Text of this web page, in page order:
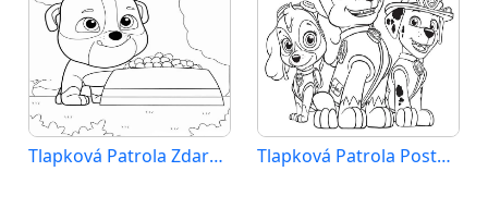
Tlapková Patrola Zdarama Tlapková Patrola Postavy